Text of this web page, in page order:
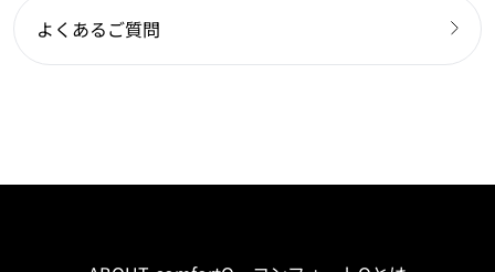
よくあるご質問